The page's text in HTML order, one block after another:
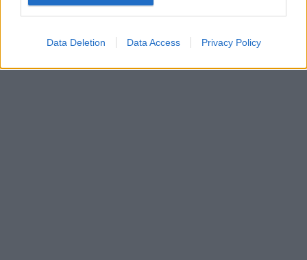
Data Deletion Data Access Privacy Policy